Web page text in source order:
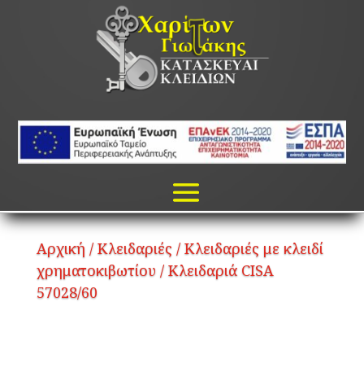
Αρχική / Κλειδαριές / Κλειδαριές με κλειδί
χρηματοκιβωτίου / Κλειδαριά CISA
57028/60